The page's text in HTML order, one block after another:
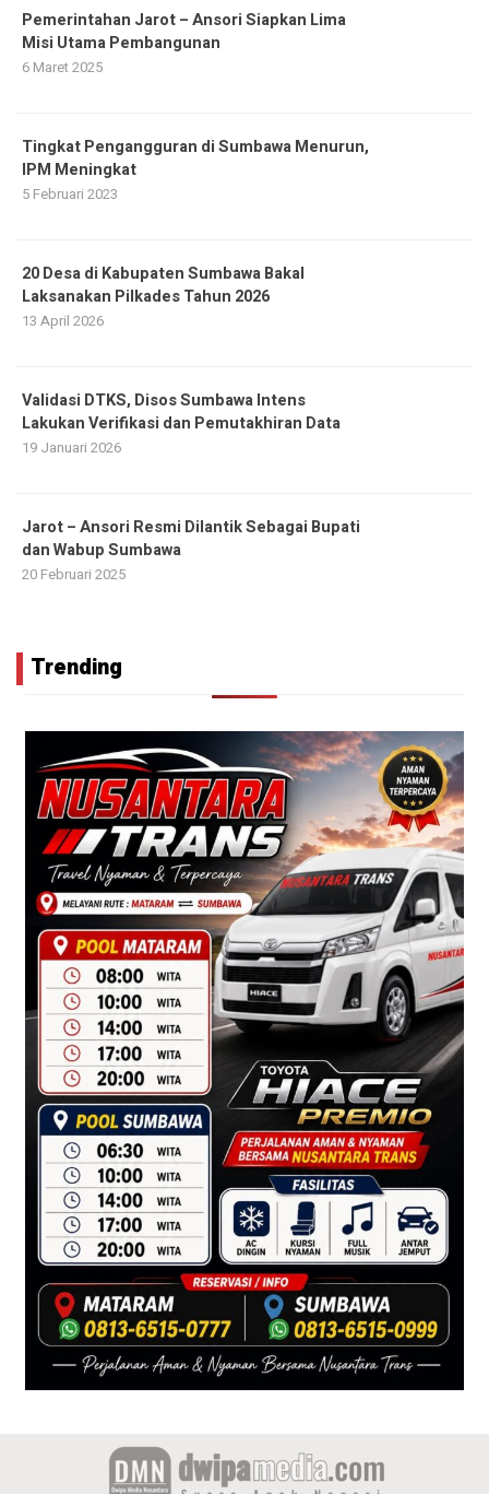
Pemerintahan Jarot – Ansori Siapkan Lima
Misi Utama Pembangunan
6 Maret 2025
Tingkat Pengangguran di Sumbawa Menurun,
IPM Meningkat
5 Februari 2023
20 Desa di Kabupaten Sumbawa Bakal
Laksanakan Pilkades Tahun 2026
13 April 2026
Validasi DTKS, Disos Sumbawa Intens
Lakukan Verifikasi dan Pemutakhiran Data
19 Januari 2026
Jarot – Ansori Resmi Dilantik Sebagai Bupati
dan Wabup Sumbawa
20 Februari 2025
Trending